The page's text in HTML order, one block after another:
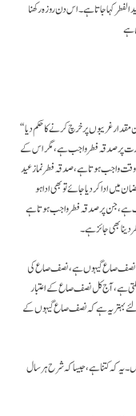
کہا جاتا ہے۔ اس دن روزہ رکھنا
ہے
“رمضان کے اختتام پر عید کی نماز سے قبل اللّہ ربّ العزّت نے ایک متعین مقدار غریبوں پر خرچ کرنے کا حکم دیا
عورت پر صدقہ فطر واجب ہے، مگر اس کے
واجب ہوتا ہے، صدقہ فطر نماز عید
میں ادا کر دیا جائے تو بھی ادا ہو
ہے، جن پر صدقہ فطر واجب ہوتا ہے
دینا بھی جائز ہے۔
یا جو یا کشمش یا نصف صاع گیہوں ہے ، نصف صاع کی
بھی دی جاسکتی ہے، آج کل نصف صاع کے اعتبار
بہتر یہ ہے کہ نصف صاع گیہوں کے
یہ کہ کتنا ہے، جیسا کہ شرح ہر سال